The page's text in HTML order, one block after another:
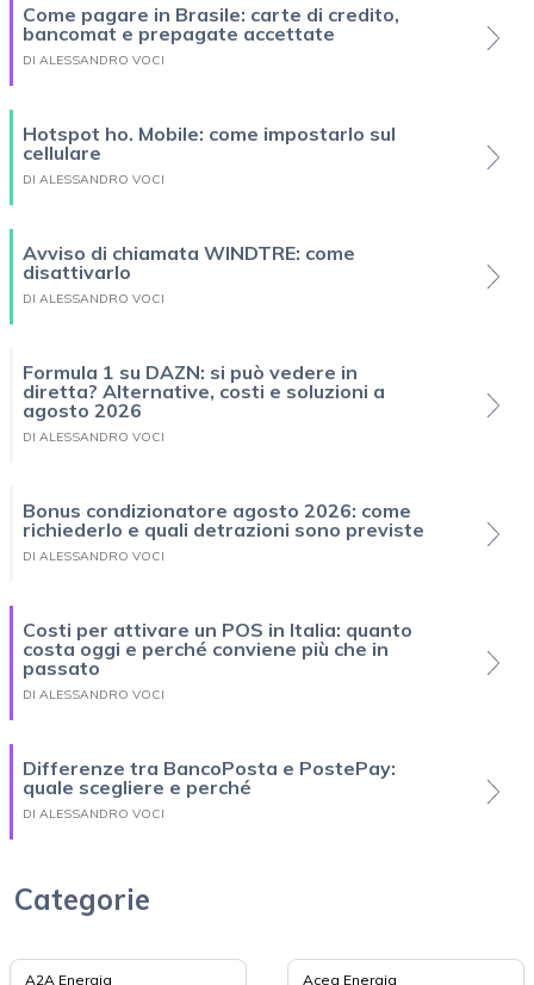
Come pagare in Brasile: carte di credito,
bancomat e prepagate accettate
DI ALESSANDRO VOCI
Hotspot ho. Mobile: come impostarlo sul
cellulare
DI ALESSANDRO VOCI
Avviso di chiamata WINDTRE: come
disattivarlo
DI ALESSANDRO VOCI
Formula 1 su DAZN: si può vedere in
diretta? Alternative, costi e soluzioni a
agosto 2026
DI ALESSANDRO VOCI
Bonus condizionatore agosto 2026: come
richiederlo e quali detrazioni sono previste
DI ALESSANDRO VOCI
Costi per attivare un POS in Italia: quanto
costa oggi e perché conviene più che in
passato
DI ALESSANDRO VOCI
Differenze tra BancoPosta e PostePay:
quale scegliere e perché
DI ALESSANDRO VOCI
Categorie
A2A Energia Acea Energia